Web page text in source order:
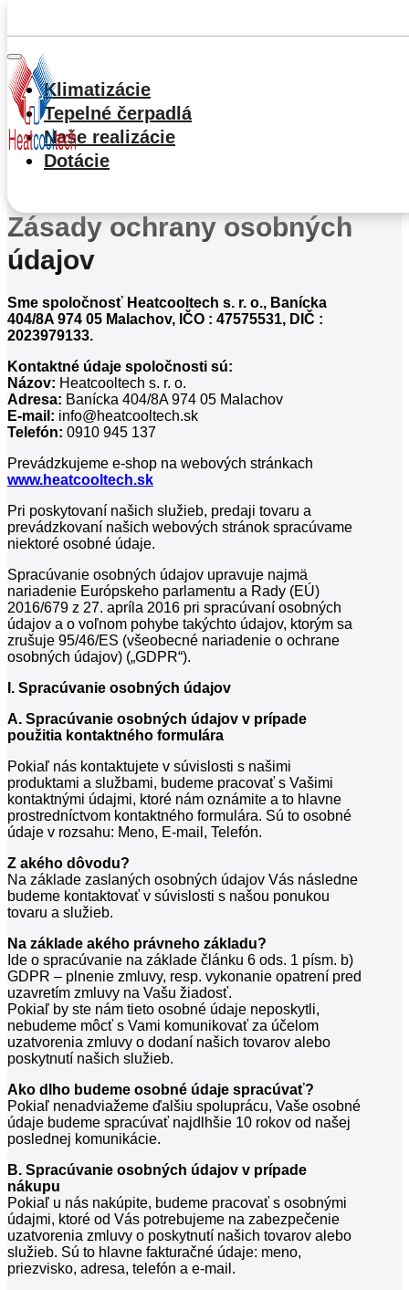
Klimatizácie
Tepelné čerpadlá
Naše realizácie
Dotácie
Zásady ochrany osobných
údajov
Sme spoločnosť Heatcooltech s. r. o., Banícka
404/8A 974 05 Malachov, IČO : 47575531, DIČ :
2023979133.
Kontaktné údaje spoločnosti sú:
Názov: Heatcooltech s. r. o.
Adresa: Banícka 404/8A 974 05 Malachov
E-mail: info@heatcooltech.sk
Telefón: 0910 945 137
Prevádzkujeme e-shop na webových stránkach
www.heatcooltech.sk
Pri poskytovaní našich služieb, predaji tovaru a
prevádzkovaní našich webových stránok spracúvame
niektoré osobné údaje.
Spracúvanie osobných údajov upravuje najmä
nariadenie Európskeho parlamentu a Rady (EÚ)
2016/679 z 27. apríla 2016 pri spracúvaní osobných
údajov a o voľnom pohybe takýchto údajov, ktorým sa
zrušuje 95/46/ES (všeobecné nariadenie o ochrane
osobných údajov) („GDPR“).
I. Spracúvanie osobných údajov
A. Spracúvanie osobných údajov v prípade
použitia kontaktného formulára
Pokiaľ nás kontaktujete v súvislosti s našimi
produktami a službami, budeme pracovať s Vašimi
kontaktnými údajmi, ktoré nám oznámite a to hlavne
prostredníctvom kontaktného formulára. Sú to osobné
údaje v rozsahu: Meno, E-mail, Telefón.
Z akého dôvodu?
Na základe zaslaných osobných údajov Vás následne
budeme kontaktovať v súvislosti s našou ponukou
tovaru a služieb.
Na základe akého právneho základu?
Ide o spracúvanie na základe článku 6 ods. 1 písm. b)
GDPR – plnenie zmluvy, resp. vykonanie opatrení pred
uzavretím zmluvy na Vašu žiadosť.
Pokiaľ by ste nám tieto osobné údaje neposkytli,
nebudeme môcť s Vami komunikovať za účelom
uzatvorenia zmluvy o dodaní našich tovarov alebo
poskytnutí našich služieb.
Ako dlho budeme osobné údaje spracúvať?
Pokiaľ nenadviažeme ďalšiu spoluprácu, Vaše osobné
údaje budeme spracúvať najdlhšie 10 rokov od našej
poslednej komunikácie.
B. Spracúvanie osobných údajov v prípade
nákupu
Pokiaľ u nás nakúpite, budeme pracovať s osobnými
údajmi, ktoré od Vás potrebujeme na zabezpečenie
uzatvorenia zmluvy o poskytnutí našich tovarov alebo
služieb. Sú to hlavne fakturačné údaje: meno,
priezvisko, adresa, telefón a e-mail.